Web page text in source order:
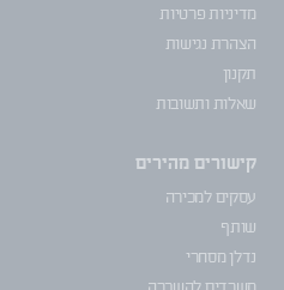
מדיניות פרטיות
הצהרת נגישות
תקנון
שאלות ותשובות
קישורים מהירים
עסקים למכירה
שותף
נדלן מסחרי